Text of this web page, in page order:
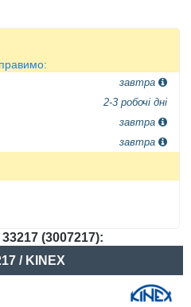
завтра
2-3 робочі дні
завтра
завтра
(3007217):
/ KINEX